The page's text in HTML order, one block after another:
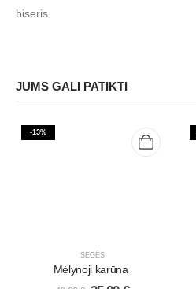
biseris.
JUMS GALI PATIKTI
-13%
SEGĖS
Mėlynoji karūna